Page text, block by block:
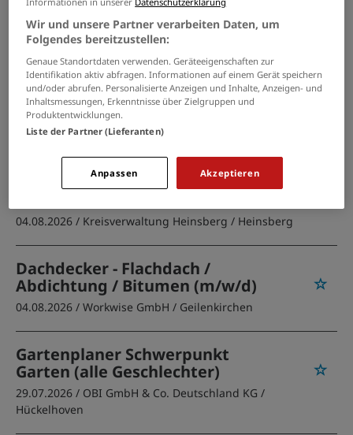
Roermond
GRENZEN SIE IHRE SUCHE EIN
Ausbildung
Brandmeisteranwärter
04.08.2026 / Kreisverwaltung Heinsberg / Heinsberg
Dachdecker - Flachdach /
Abdichtung / Bitumen (m/w/d)
04.08.2026 / Workwise GmbH / Geilenkirchen
Gartenplaner Schwerpunkt
Garten (alle Geschlechter)
29.07.2026 / OBI GmbH & Co. Deutschland KG /
Hückelhoven
Wir und unsere Partner verarbeiten Daten, um
Folgendes bereitzustellen:
Genaue Standortdaten verwenden. Geräteeigenschaften zur
Identifikation aktiv abfragen. Informationen auf einem Gerät speichern
und/oder abrufen. Personalisierte Anzeigen und Inhalte, Anzeigen- und
Inhaltsmessungen, Erkenntnisse über Zielgruppen und
Produktentwicklungen.
Liste der Partner (Lieferanten)
Akzeptieren
Anpassen